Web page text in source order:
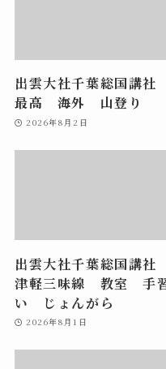
出雲大社千葉総国講社
最高 海外 山登り
2026年8月2日
出雲大社千葉総国講社
津軽三味線 教室 手
い じょんがら
2026年8月1日